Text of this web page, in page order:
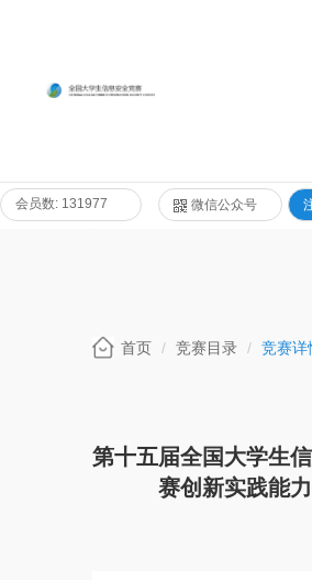
会员数: 131977 微信公众号
首页 竞赛目录 竞赛详
第十五届全国大学生
赛创新实践能